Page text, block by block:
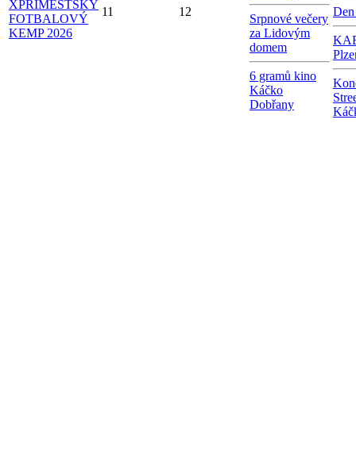
XPŘÍMĚSTSKÝ
FOTBALOVÝ
KEMP 2026
11 12
Srpnové večery
za Lidovým
domem
6 gramů kino
Káčko
Dobřany